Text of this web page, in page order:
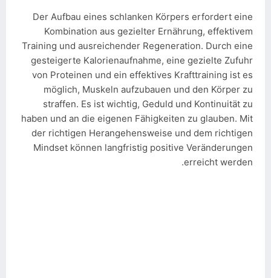
Der Aufbau eines schlanken Körpers erfordert eine
Kombination aus gezielter Ernährung, effektivem
Training und ausreichender Regeneration. Durch eine
gesteigerte Kalorienaufnahme, eine gezielte Zufuhr
von Proteinen und ein effektives Krafttraining ist es
möglich, Muskeln aufzubauen und den Körper zu
straffen. Es ist wichtig, Geduld und Kontinuität zu
haben und an die eigenen Fähigkeiten zu glauben. Mit
der richtigen Herangehensweise und dem richtigen
Mindset können langfristig positive Veränderungen
erreicht werden.